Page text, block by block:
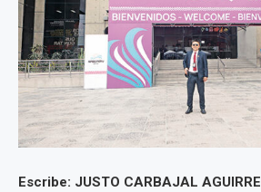
Escribe: JUSTO CARBAJAL AGUIRRE